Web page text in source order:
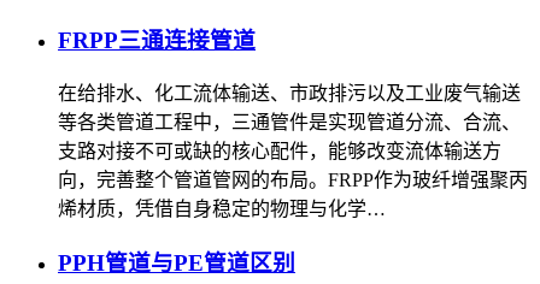
FRPP三通连接管道
在给排水、化工流体输送、市政排污以及工业废气输送
等各类管道工程中，三通管件是实现管道分流、合流、
支路对接不可或缺的核心配件，能够改变流体输送方
向，完善整个管道管网的布局。FRPP作为玻纤增强聚丙
烯材质，凭借自身稳定的物理与化学…
PPH管道与PE管道区别